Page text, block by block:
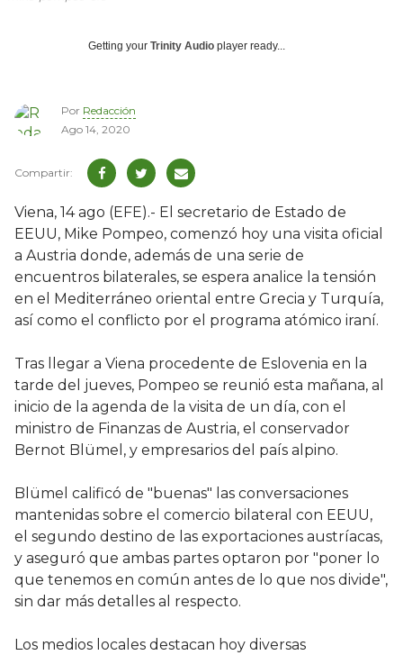
Getting your Trinity Audio player ready...
Por Redacción
Ago 14, 2020
Viena, 14 ago (EFE).- El secretario de Estado de
EEUU, Mike Pompeo, comenzó hoy una visita oficial
a Austria donde, además de una serie de
encuentros bilaterales, se espera analice la tensión
en el Mediterráneo oriental entre Grecia y Turquía,
así como el conflicto por el programa atómico iraní.
Tras llegar a Viena procedente de Eslovenia en la
tarde del jueves, Pompeo se reunió esta mañana, al
inicio de la agenda de la visita de un día, con el
ministro de Finanzas de Austria, el conservador
Bernot Blümel, y empresarios del país alpino.
Blümel calificó de "buenas" las conversaciones
mantenidas sobre el comercio bilateral con EEUU,
el segundo destino de las exportaciones austríacas,
y aseguró que ambas partes optaron por "poner lo
que tenemos en común antes de lo que nos divide",
sin dar más detalles al respecto.
Los medios locales destacan hoy diversas